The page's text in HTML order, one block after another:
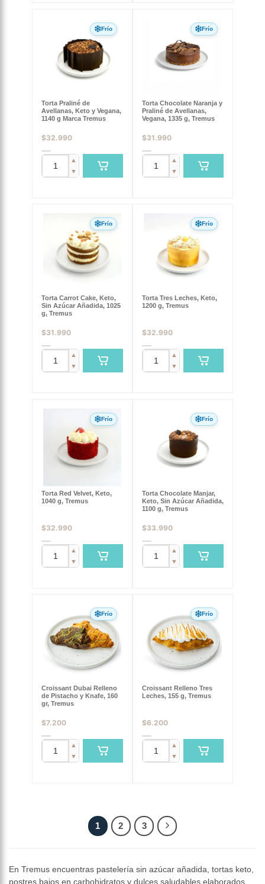
Frío
Torta Praliné de
Avellanas, Keto y Vegana,
1140 g Marca Tremus
$32.990
▲
▼
Frío
Torta Chocolate Naranja y
Praliné de Avellanas,
Vegana, 1335 g, Tremus
$31.990
▲
▼
Frío
Torta Carrot Cake, Keto,
Sin Azúcar Añadida, 1025
g, Tremus
$31.990
▲
▼
Frío
Torta Tres Leches, Keto,
1200 g, Tremus
$32.990
▲
▼
Frío
Torta Red Velvet, Keto,
1040 g, Tremus
$32.990
▲
▼
Frío
Torta Chocolate Manjar,
Keto, Sin Azúcar Añadida,
1100 g, Tremus
$33.990
▲
▼
Frío
Croissant Dubai Relleno
de Pistacho y Knafe, 160
gr, Tremus
$7.200
▲
▼
Frío
Croissant Relleno Tres
Leches, 155 g, Tremus
$6.200
▲
▼
1 2 3
En Tremus encuentras pastelería sin azúcar añadida, tortas keto,
postres bajos en carbohidratos y dulces saludables elaborados